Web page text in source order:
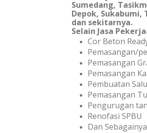
Sumedang,
Depok, Sukabumi,
dan sekitarnya.
Selain Jasa
Cor Beton
Pemasangan/
Pemasangan
Pemasangan
Pembuatan
Pemasangan
Pengurugan
Renofasi SPBU
Dan Sebagainya